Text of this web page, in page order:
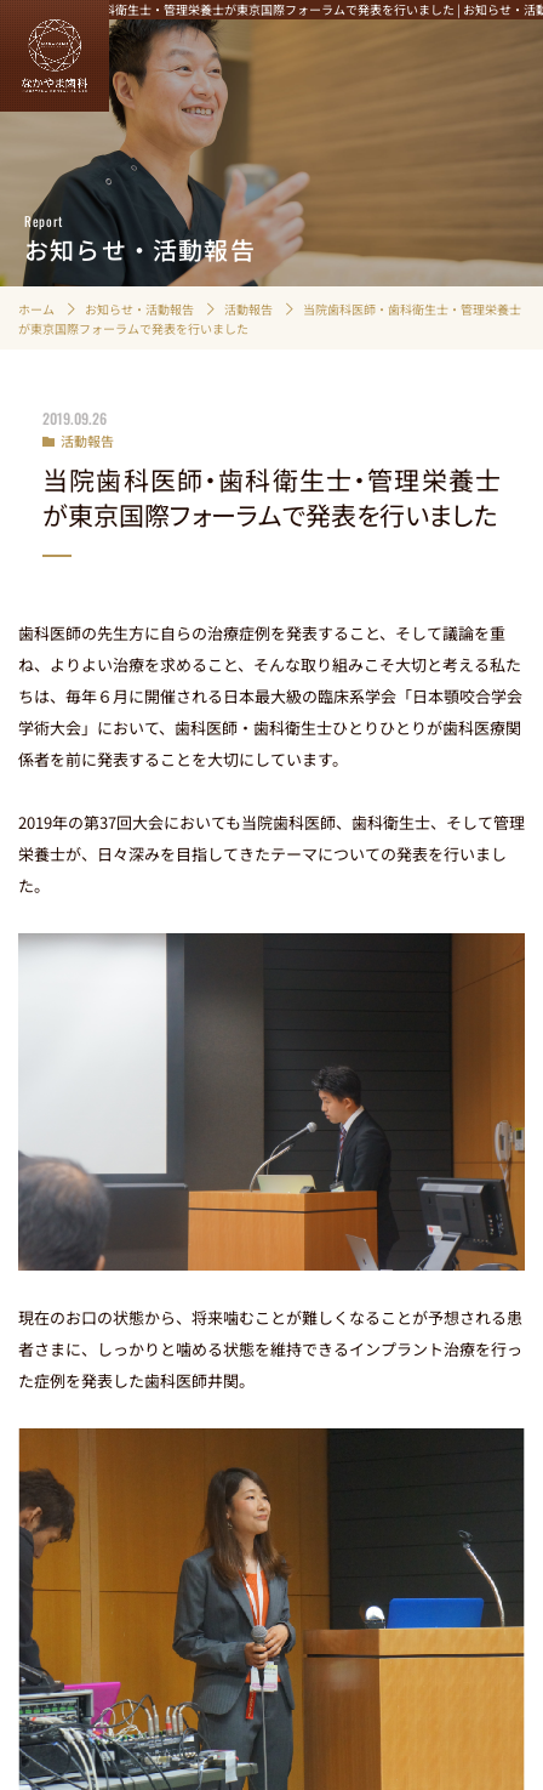
当院歯科医師・歯科衛生士・管理栄養士が東京国際フォーラムで発表を行いました | お知らせ・
Report
お知らせ・活動報告
ホーム お知らせ・活動報告 活動報告
当院歯科医師・歯科衛生士・管理栄養士
が東京国際フォーラムで発表を行いました
2019.09.26
活動報告
当院歯科医師・歯科衛生士・管理栄養士
が東京国際フォーラムで発表を行いました
歯科医師の先生方に自らの治療症例を発表すること、そして議論を重
ね、よりよい治療を求めること、そんな取り組みこそ大切と考える私た
ちは、毎年６月に開催される日本最大級の臨床系学会「日本顎咬合学会
学術大会」において、歯科医師・歯科衛生士ひとりひとりが歯科医療関
係者を前に発表することを大切にしています。
2019年の第37回大会においても当院歯科医師、歯科衛生士、そして管理
栄養士が、日々深みを目指してきたテーマについての発表を行いまし
た。
現在のお口の状態から、将来噛むことが難しくなることが予想される患
者さまに、しっかりと噛める状態を維持できるインプラント治療を行っ
た症例を発表した歯科医師井関。
HOME
むし歯治療
歯周病治療
定期検診・クリーニング
インプラント
マウスピース矯正
入れ歯治療
小児歯科
歯ぎしり・食いしばり
管理栄養士サポート
院長・スタッフ紹介
医院情報・アクセス
当院のInstagramはこちら